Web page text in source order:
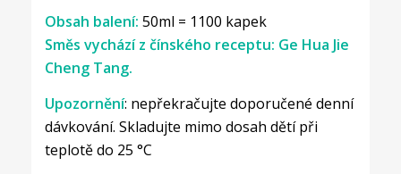
Obsah balení: 50ml = 1100 kapek
Směs vychází z čínského receptu: Ge Hua Jie
Cheng Tang.
Upozornění: nepřekračujte doporučené denní
dávkování. Skladujte mimo dosah dětí při
teplotě do 25 °C